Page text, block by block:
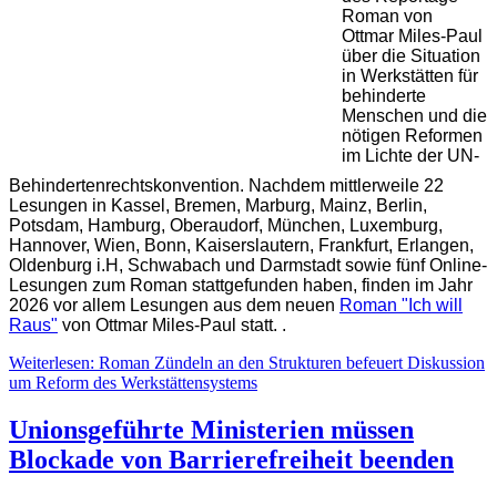
Roman von
Ottmar Miles-Paul
über die Situation
in Werkstätten für
behinderte
Menschen und die
nötigen Reformen
im Lichte der UN-
Behindertenrechtskonvention. Nachdem mittlerweile 22
Lesungen in Kassel, Bremen, Marburg, Mainz, Berlin,
Potsdam, Hamburg, Oberaudorf, München, Luxemburg,
Hannover, Wien, Bonn, Kaiserslautern, Frankfurt, Erlangen,
Oldenburg i.H, Schwabach und Darmstadt sowie fünf Online-
Lesungen zum Roman stattgefunden haben, finden im Jahr
2026 vor allem Lesungen aus dem neuen Roman "Ich will
Raus" von Ottmar Miles-Paul statt. .
Weiterlesen: Roman Zündeln an den Strukturen befeuert Diskussion
um Reform des Werkstättensystems
Unionsgeführte Ministerien müssen
Blockade von Barrierefreiheit beenden